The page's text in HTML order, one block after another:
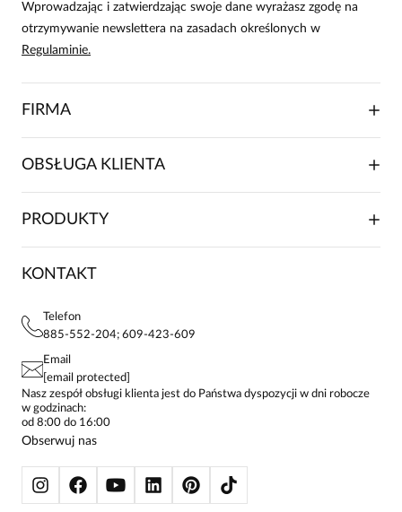
Wprowadzając i zatwierdzając swoje dane wyrażasz zgodę na
otrzymywanie newslettera na zasadach określonych w
Regulaminie.
FIRMA
O NAS
FRANCZYZA
KONTAKTY
OBSŁUGA KLIENTA
SKŁADANIE ZAMÓWIENIA
FAQ
POLITYKA PRYWATNOŚCI
STREFA STAŁEGO KLIENTA
PRODUKTY
SUKIENKI
KOSZULE DAMSKIE
SPODNIE DAMSKIE
ŻAKIETY I MARYNARKI
SWETRY
BLUZY
KONTAKT
Telefon
885-552-204; 609-423-609
Email
[email protected]
Nasz zespół obsługi klienta jest do Państwa dyspozycji w dni robocze
w godzinach:
od 8:00 do 16:00
Obserwuj nas